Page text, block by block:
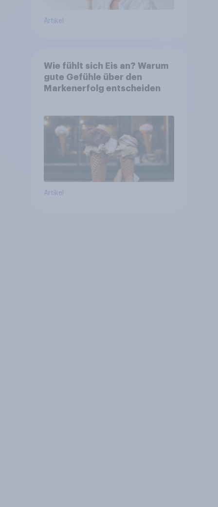
Artikel
Wie fühlt sich Eis an? Warum
gute Gefühle über den
Markenerfolg entscheiden
Artikel